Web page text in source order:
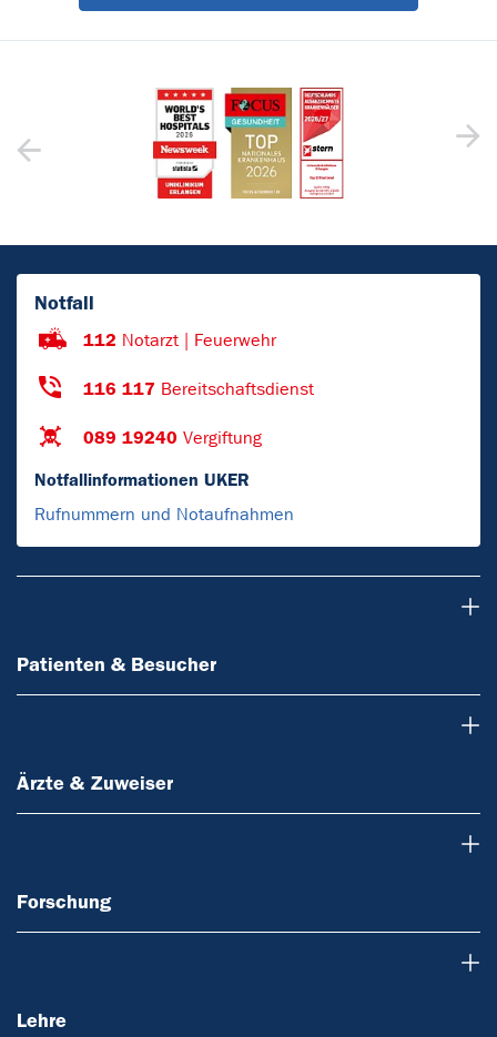
Notfall
112 Notarzt | Feuerwehr
116 117 Bereitschaftsdienst
089 19240 Vergiftung
Notfallinformationen UKER
Rufnummern und Notaufnahmen
Patienten & Besucher
Ärzte & Zuweiser
Forschung
Lehre